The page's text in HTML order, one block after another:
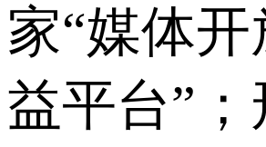
家“媒体开
益平台”；